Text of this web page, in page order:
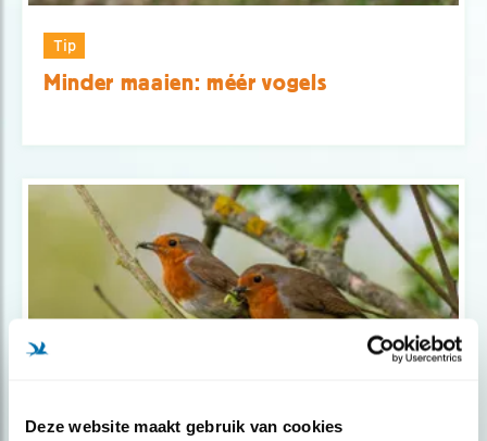
Deze website maakt gebruik van cookies
Tip
Minder maaien: méér vogels